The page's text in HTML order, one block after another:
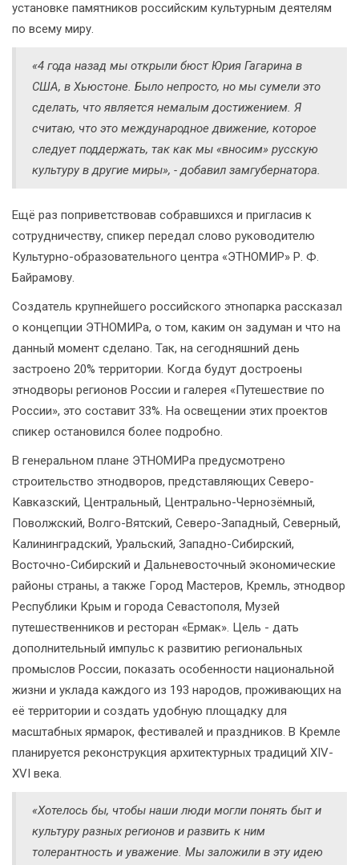
установке памятников российским культурным деятелям
по всему миру.
«4 года назад мы открыли бюст Юрия Гагарина в
США, в Хьюстоне. Было непросто, но мы сумели это
сделать, что является немалым достижением. Я
считаю, что это международное движение, которое
следует поддержать, так как мы «вносим» русскую
культуру в другие миры», - добавил замгубернатора.
Ещё раз поприветствовав собравшихся и пригласив к
сотрудничеству, спикер передал слово руководителю
Культурно-образовательного центра «ЭТНОМИР» Р. Ф.
Байрамову.
Создатель крупнейшего российского этнопарка рассказал
о концепции ЭТНОМИРа, о том, каким он задуман и что на
данный момент сделано. Так, на сегодняшний день
застроено 20% территории. Когда будут достроены
этнодворы регионов России и галерея «Путешествие по
России», это составит 33%. На освещении этих проектов
спикер остановился более подробно.
В генеральном плане ЭТНОМИРа предусмотрено
строительство этнодворов, представляющих Северо-
Кавказский, Центральный, Центрально-Чернозёмный,
Поволжский, Волго-Вятский, Северо-Западный, Северный,
Калининградский, Уральский, Западно-Сибирский,
Восточно-Сибирский и Дальневосточный экономические
районы страны, а также Город Мастеров, Кремль, этнодвор
Республики Крым и города Севастополя, Музей
путешественников и ресторан «Ермак». Цель - дать
дополнительный импульс к развитию региональных
промыслов России, показать особенности национальной
жизни и уклада каждого из 193 народов, проживающих на
её территории и создать удобную площадку для
масштабных ярмарок, фестивалей и праздников. В Кремле
планируется реконструкция архитектурных традиций XIV-
XVI века.
«Хотелось бы, чтобы наши люди могли понять быт и
культуру разных регионов и развить к ним
толерантность и уважение. Мы заложили в эту идею